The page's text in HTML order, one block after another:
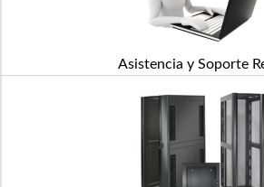
Asistencia y Soporte